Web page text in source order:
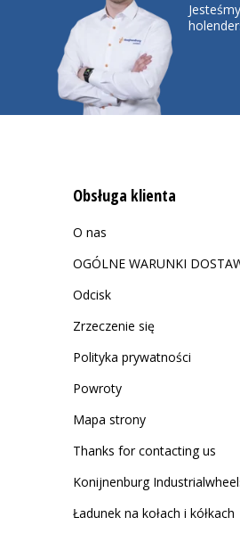
Obsługa klienta
O nas
OGÓLNE WARUNKI
Odcisk
Zrzeczenie się
Polityka prywatności
Powroty
Mapa strony
Thanks for contacting us
Konijnenburg
Ładunek na kołach i kółkach